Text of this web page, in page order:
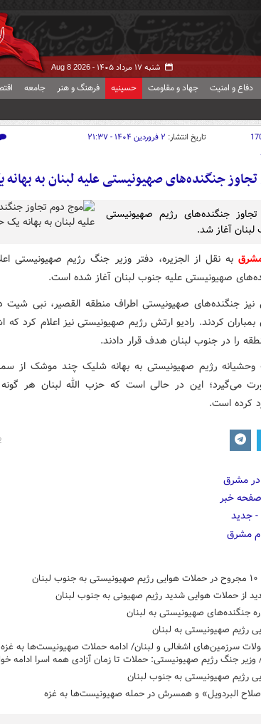
شنبه ۱۷ مرداد ۱۴۰۵ - Aug 8 2026
دفاع و امنیت جهاد و مقاومت حسینیه فرهنگ و هنر جامعه
تاریخ انتشار: ۲ فروردین ۱۴۰۴ - ۲۱:۳۷
جنگنده‌های صهیونیستی علیه لبنان به
جنگنده‌های رژیم صهیونیستی
آغاز شد.
به نقل از الجزیره، دفتر وزیر جنگ رژیم صهیونیستی
صهیونیستی علیه جنوب لبنان آغاز شده است.
نیز جنگنده‌های صهیونیستی اطراف منطقه القصیر، نبی شیت
کردند. رادیو ارتش رژیم صهیونیستی نیز اعلام کرد
رژیم صهیونیستی به بهانه شلیک چند موشک از
می‌گیرد؛ این در حالی است که حزب الله لبنان هر گونه
کرده است.
از حملات هوایی شدید رژیم صهیونی به جنوب لبنان
جنگنده‌های صهیونیستی به لبنان
رژیم صهیونیستی به لبنان
سرزمین‌های اشغالی و لبنان/ ادامه حملات صهیونیست‌ها به
جنگ رژیم صهیونیستی: حملات تا زمان آزادی همه اسرا ادامه
رژیم صهیونیستی به جنوب لبنان
البردویل» و همسرش در حمله صهیونیست‌ها به غزه